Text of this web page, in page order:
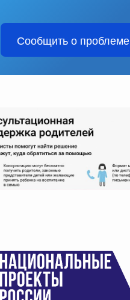
Сообщить о проблеме